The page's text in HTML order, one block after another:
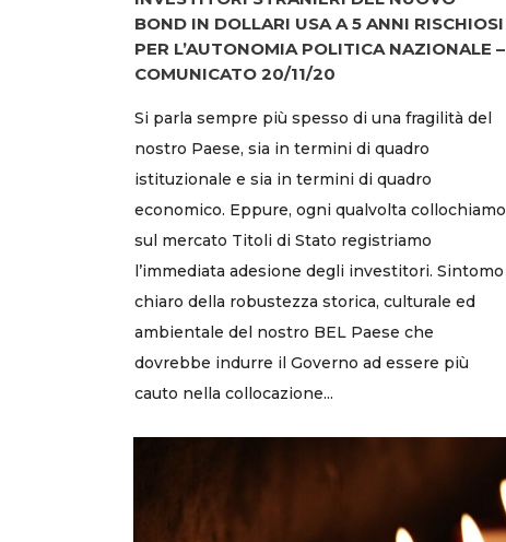
BOND IN DOLLARI USA A 5 ANNI RISCHIOSI
PER L’AUTONOMIA POLITICA NAZIONALE –
COMUNICATO 20/11/20
Si parla sempre più spesso di una fragilità del
nostro Paese, sia in termini di quadro
istituzionale e sia in termini di quadro
economico. Eppure, ogni qualvolta collochiamo
sul mercato Titoli di Stato registriamo
l’immediata adesione degli investitori. Sintomo
chiaro della robustezza storica, culturale ed
ambientale del nostro BEL Paese che
dovrebbe indurre il Governo ad essere più
cauto nella collocazione...